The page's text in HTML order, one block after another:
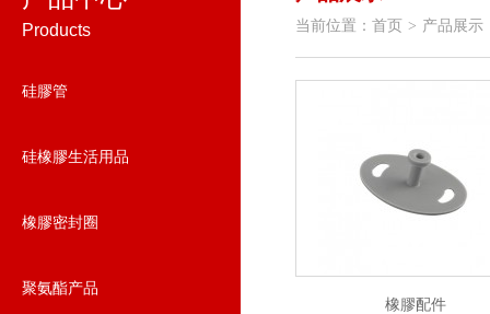
Products
硅膠管
硅橡膠生活用品
橡膠密封圈
聚氨酯产品
当前位置： 首页 > 产品展示
橡膠配件